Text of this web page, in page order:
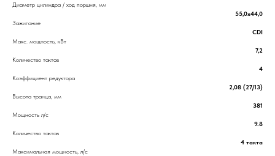
Диаметр цилиндра / ход поршня, мм
55,0х44,0
Зажигание
CDI
Макс. мощность, кВт
7,2
Количество тактов
4
Коэффициент редуктора
2,08 (27/13)
Высота транца, мм
381
Мощность л/с
9.8
Количество тактов
4 такта
Максимальная мощность, л/с